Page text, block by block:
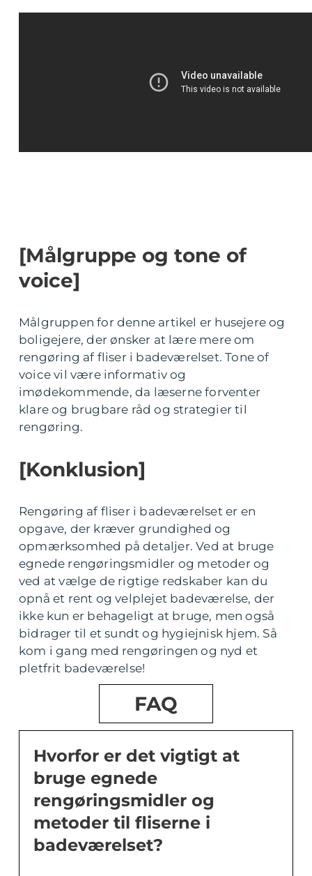
[Målgruppe og tone of
voice]
Målgruppen for denne artikel er husejere og
boligejere, der ønsker at lære mere om
rengøring af fliser i badeværelset. Tone of
voice vil være informativ og
imødekommende, da læserne forventer
klare og brugbare råd og strategier til
rengøring.
[Konklusion]
Rengøring af fliser i badeværelset er en
opgave, der kræver grundighed og
opmærksomhed på detaljer. Ved at bruge
egnede rengøringsmidler og metoder og
ved at vælge de rigtige redskaber kan du
opnå et rent og velplejet badeværelse, der
ikke kun er behageligt at bruge, men også
bidrager til et sundt og hygiejnisk hjem. Så
kom i gang med rengøringen og nyd et
pletfrit badeværelse!
FAQ
Hvorfor er det vigtigt at
bruge egnede
rengøringsmidler og
metoder til fliserne i
badeværelset?